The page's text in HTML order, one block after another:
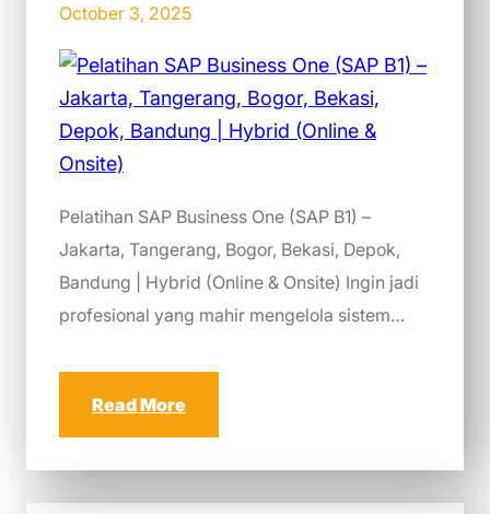
October 3, 2025
Pelatihan SAP Business One (SAP B1) –
Jakarta, Tangerang, Bogor, Bekasi, Depok,
Bandung | Hybrid (Online & Onsite) Ingin jadi
profesional yang mahir mengelola sistem…
Read More